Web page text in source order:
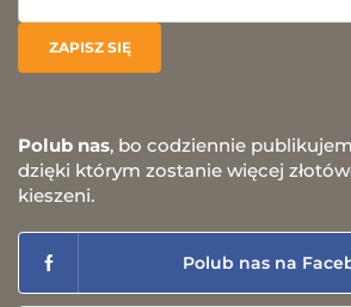
Polub nas, bo codziennie
dzięki którym zostanie więcej
kieszeni.
Polub nas na